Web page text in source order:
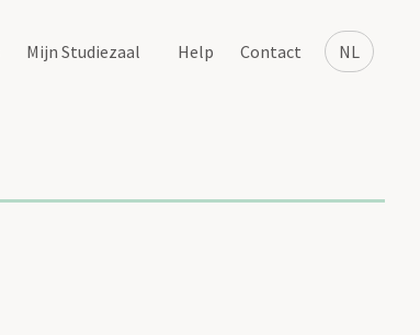
NL
Mijn Studiezaal Help Contact